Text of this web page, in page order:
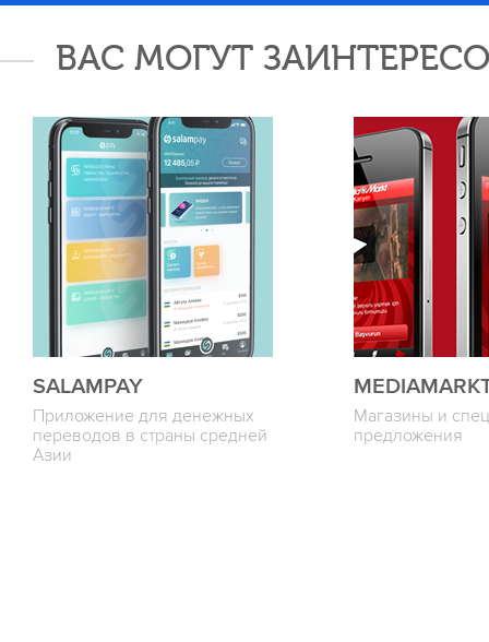
ВАС МОГУТ
SALAMPAY
Приложение для денежных
переводов в страны средней
Азии
Магазины и
предложения